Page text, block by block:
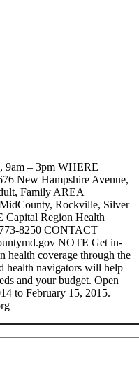
9am – 3pm WHERE
New Hampshire Avenue,
Family AREA
Rockville, Silver
Region Health
8250 CONTACT
NOTE Get in-
health coverage through the
health navigators will help
and your budget. Open
to February 15, 2015.